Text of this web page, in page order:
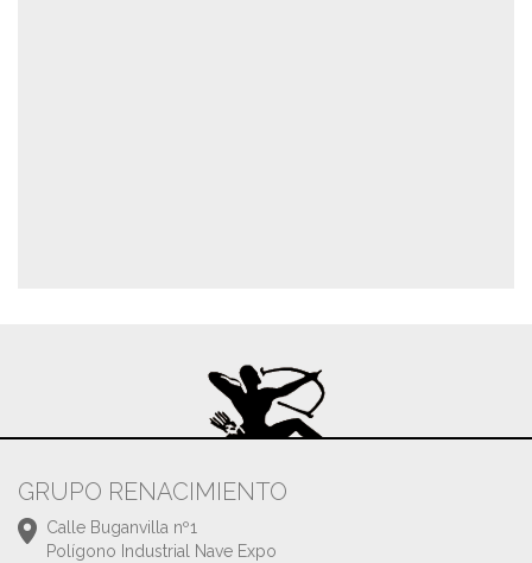
GRUPO RENACIMIENTO
Calle Buganvilla nº1
Polígono Industrial Nave Expo